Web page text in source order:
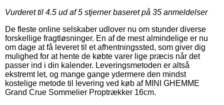
Vurderet til 4.5 ud af 5 stjerner baseret på 35 anmeldelser
De fleste online selskaber udlover nu om stunder diverse
forskellige fragtløsninger. En af de mest almindelige er nu
om dage at få leveret til et afhentningssted, som giver dig
mulighed for at hente de købte varer lige præcis når det
passer ind i din kalender. Leveringsmetoden er altså
ekstremt let, og mange gange ydermere den mindst
kostelige metode til levering ved køb af MINI GHEMME
Grand Crue Sommelier Proptrækker 16cm.